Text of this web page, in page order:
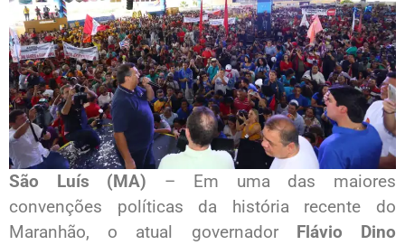
São Luís (MA) – Em uma das maiores
convenções políticas da história recente do
Maranhão, o atual governador Flávio Dino